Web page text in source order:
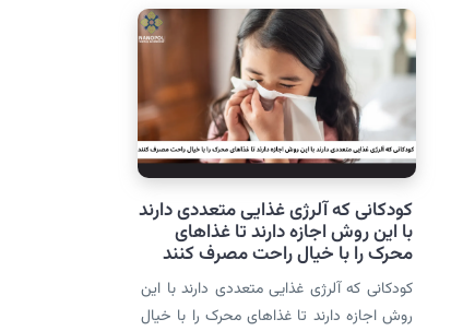
کودکانی که آلرژی غذایی متعددی دارند
با این روش اجازه دارند تا غذاهای
محرک را با خیال راحت مصرف کنند
کودکانی که آلرژی غذایی متعددی دارند با این
روش اجازه دارند تا غذاهای محرک را با خیال